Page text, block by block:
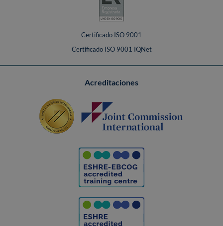
Certificado ISO 9001
Certificado ISO 9001 IQNet
Acreditaciones